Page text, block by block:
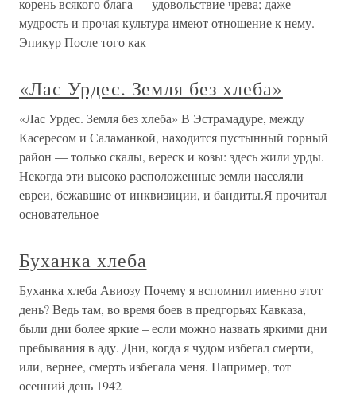
корень всякого блага — удовольствие чрева; даже
мудрость и прочая культура имеют отношение к нему.
Эпикур После того как
«Лас Урдес. Земля без хлеба»
«Лас Урдес. Земля без хлеба» В Эстрамадуре, между
Касересом и Саламанкой, находится пустынный горный
район — только скалы, вереск и козы: здесь жили урды.
Некогда эти высоко расположенные земли населяли
евреи, бежавшие от инквизиции, и бандиты.Я прочитал
основательное
Буханка хлеба
Буханка хлеба Авиозу Почему я вспомнил именно этот
день? Ведь там, во время боев в предгорьях Кавказа,
были дни более яркие – если можно назвать яркими дни
пребывания в аду. Дни, когда я чудом избегал смерти,
или, вернее, смерть избегала меня. Например, тот
осенний день 1942